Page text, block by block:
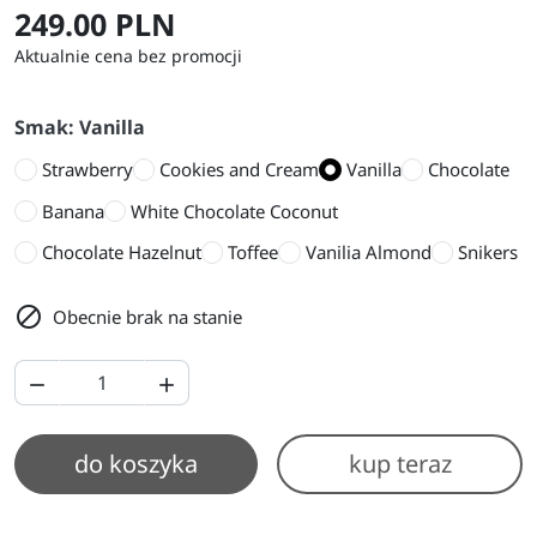
249.00 PLN
Aktualnie cena bez promocji
Smak: Vanilla
Strawberry Cookies and Cream Vanilla
Chocolate
Banana
White Chocolate Coconut
Chocolate Hazelnut
Toffee Vanilia Almond Snikers
 Obecnie brak na stanie
 
do koszyka kup teraz